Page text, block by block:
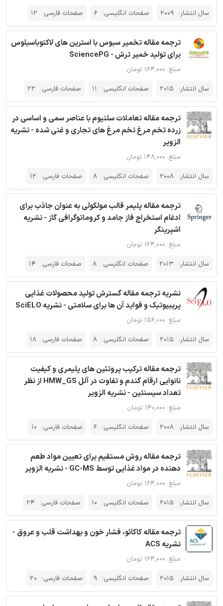
سال انتشار: 2009 صفحات انگلیسی: 6 صفحات فارسی: 12
ترجمه مقاله تخمیر سبوس با استرین های لاکتوباسیلوس
برای تولید خمیر ترش - SciencePG
مبلغ: ۱۶۴,۰۰۰ تومان
سال انتشار: 2015 صفحات انگلیسی: 11 صفحات فارسی: 22
ترجمه مقاله تعاملات سلنیوم با عناصر سمی و اساسی در
زرده تخم مرغ تخم مرغ های تجاری و غنی شده - نشریه
الزویر
مبلغ: ۱۴۸,۰۰۰ تومان
سال انتشار: 2008 صفحات انگلیسی: 8 صفحات فارسی: 12
ترجمه مقاله پلیمر قالب مولکولی به عنوان جاذب برای
ادغام استخراج فاز جامد و کروماتوگرافی گاز - نشریه
اشپرینگر
مبلغ: ۱۶۴,۰۰۰ تومان
سال انتشار: 2013 صفحات انگلیسی: 8 صفحات فارسی: 14
نشریه ترجمه مقاله گسترش تولید محصولات غذایی
پریبیوتیک و فواید آن ها برای سلامتی - نشریه SciELO
مبلغ: ۱۵۶,۰۰۰ تومان
سال انتشار: 2015 صفحات انگلیسی: 8 صفحات فارسی: 18
ترجمه مقاله ترکیب پروتئین های پلیمری و کیفیت
نانوایی ارقام گندم و تفاوت در آلل HMW_GS از نظر
تعداد سیسنئین - نشریه الزویر
مبلغ: ۱۴۰,۰۰۰ تومان
سال انتشار: 2008 صفحات انگلیسی: 6 صفحات فارسی: 10
ترجمه مقاله روش مستقیم برای تعیین مواد طعم
دهنده در مواد غذایی توسط GC-MS - نشریه الزویر
مبلغ: ۱۶۴,۰۰۰ تومان
سال انتشار: 2015 صفحات انگلیسی: 10 صفحات فارسی: 24
ترجمه مقاله کاکائو، فشار خون و بهداشت قلب و عروق -
نشریه ACS
مبلغ: ۱۶۴,۰۰۰ تومان
سال انتشار: 2015 صفحات انگلیسی: 9 صفحات فارسی: 20